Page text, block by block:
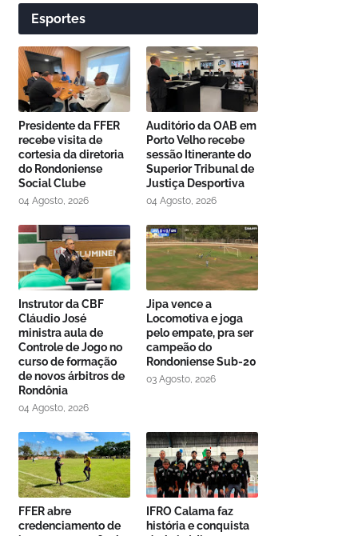
Esportes
Presidente da FFER
recebe visita de
cortesia da diretoria
do Rondoniense
Social Clube
04 Agosto, 2026
Auditório da OAB em
Porto Velho recebe
sessão Itinerante do
Superior Tribunal de
Justiça Desportiva
04 Agosto, 2026
Instrutor da CBF
Cláudio José
ministra aula de
Controle de Jogo no
curso de formação
de novos árbitros de
Rondônia
04 Agosto, 2026
Jipa vence a
Locomotiva e joga
pelo empate, pra ser
campeão do
Rondoniense Sub-20
03 Agosto, 2026
FFER abre
credenciamento de
IFRO Calama faz
história e conquista